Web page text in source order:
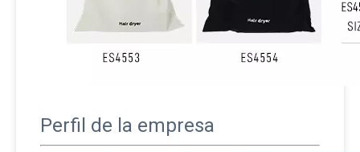
Perfil de la empresa